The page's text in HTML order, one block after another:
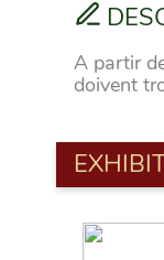
A partir
doivent